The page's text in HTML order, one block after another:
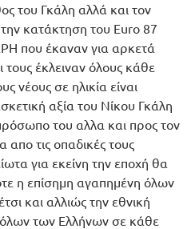
του Γκάλη αλλά και τον
κατάκτηση του Euro 87
που έκαναν για αρκετά
έκλειναν όλους κάθε
νέους σε ηλικία είναι
αξία του Νίκου Γκάλη
του αλλα και προς τον
τις οπαδικές τους
για εκείνη την εποχή θα
η επίσημη αγαπημένη όλων
και αλλιώς την εθνική
των Ελλήνων σε κάθε